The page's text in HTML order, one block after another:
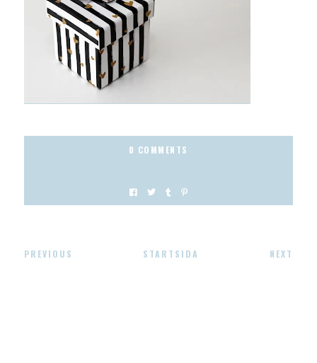
0 COMMENTS
PREVIOUS STARTSIDA NEXT